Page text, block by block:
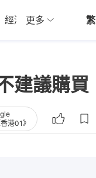
經濟 01深圳
更多 繁
建議購買
港01》